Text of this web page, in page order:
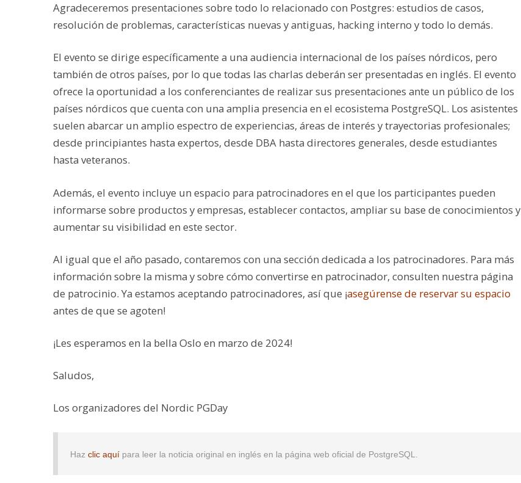
Agradeceremos presentaciones sobre todo lo relacionado con Postgres: estudios de casos,
resolución de problemas, características nuevas y antiguas, hacking interno y todo lo demás.
El evento se dirige específicamente a una audiencia internacional de los países nórdicos, pero
también de otros países, por lo que todas las charlas deberán ser presentadas en inglés. El evento
ofrece la oportunidad a los conferenciantes de realizar sus presentaciones ante un público de los
países nórdicos que cuenta con una amplia presencia en el ecosistema PostgreSQL. Los asistentes
suelen abarcar un amplio espectro de experiencias, áreas de interés y trayectorias profesionales;
desde principiantes hasta expertos, desde DBA hasta directores generales, desde estudiantes
hasta veteranos.
Además, el evento incluye un espacio para patrocinadores en el que los participantes pueden
informarse sobre productos y empresas, establecer contactos, ampliar su base de conocimientos y
aumentar su visibilidad en este sector.
Al igual que el año pasado, contaremos con una sección dedicada a los patrocinadores. Para más
información sobre la misma y sobre cómo convertirse en patrocinador, consulten nuestra página
de patrocinio. Ya estamos aceptando patrocinadores, así que ¡asegúrense de reservar su espacio
antes de que se agoten!
¡Les esperamos en la bella Oslo en marzo de 2024!
Saludos,
Los organizadores del Nordic PGDay
Haz clic aquí para leer la noticia original en inglés en la página web oficial de PostgreSQL.